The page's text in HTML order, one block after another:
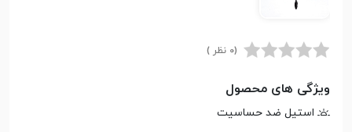
(0 نظر )
ویژگی های محصول
استیل ضد حساسیت